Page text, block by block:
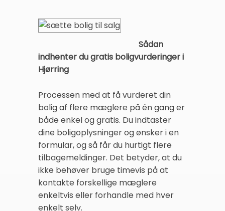
Sådan
indhenter du gratis boligvurderinger i
Hjørring
Processen med at få vurderet din
bolig af flere mæglere på én gang er
både enkel og gratis. Du indtaster
dine boligoplysninger og ønsker i en
formular, og så får du hurtigt flere
tilbagemeldinger. Det betyder, at du
ikke behøver bruge timevis på at
kontakte forskellige mæglere
enkeltvis eller forhandle med hver
enkelt selv.